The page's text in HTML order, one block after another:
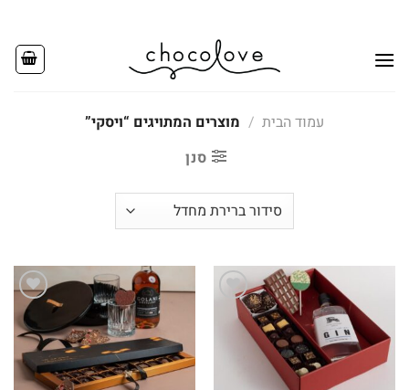
content
עמוד הבית / מוצרים המתויגים “ויסקי”
סנן
Add to
wishlist
Add to
wishlist